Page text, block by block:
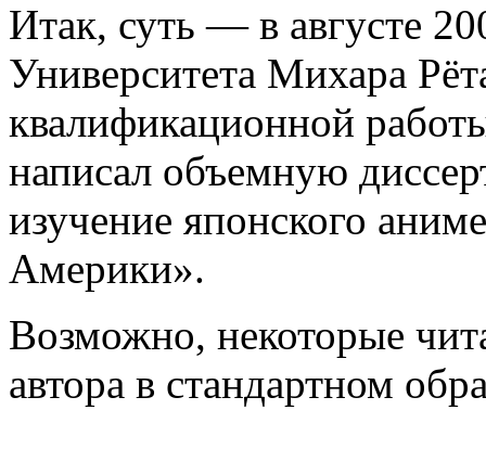
Итак, суть — в августе
Университета Михара
квалификационной
написал объемную
изучение японского
Америки».
Возможно, некоторые
автора в стандартном